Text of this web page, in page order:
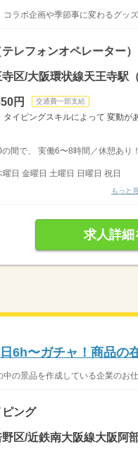
コラボ企画や季節事に変わるグッ
レフォンオペレーター）
区/大阪環状線天王寺駅
円 交通費一部支給
タイピングスキルによって 変動が
間で、 実働6〜8時間／休憩あ
日 金曜日 土曜日 日曜日 祝日
もっと
求人詳細
6h〜ガチャ！商品の
の景品を作成している企業のお
ング
区/近鉄南大阪線大阪阿